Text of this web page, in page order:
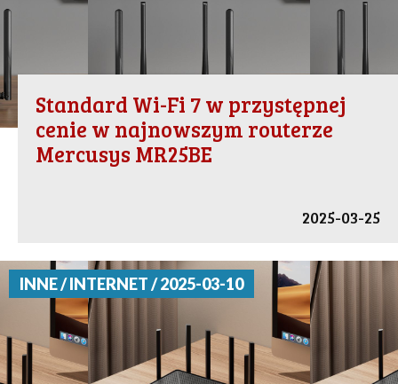
Standard Wi-Fi 7 w przystępnej
cenie w najnowszym routerze
Mercusys MR25BE
2025-03-25
INNE / INTERNET / 2025-03-10